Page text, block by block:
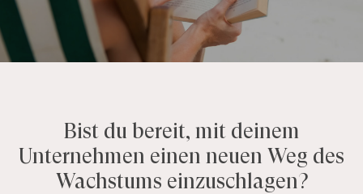
Bist du bereit, mit deinem
Unternehmen einen neuen Weg des
Wachstums einzuschlagen?